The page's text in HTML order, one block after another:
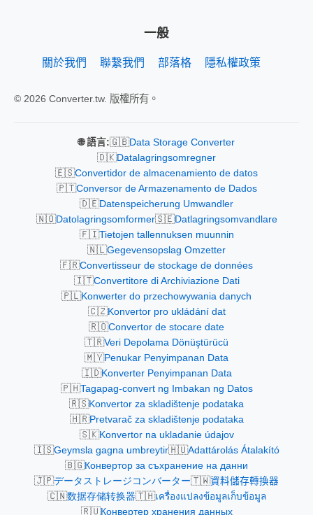
一般
關於我們 聯繫我們 部落格 隱私權政策
© 2026 Converter.tw. 版權所有。
🌐 語言:🇬🇧Data Storage Converter
🇩🇰Datalagringsomregner
🇪🇸Convertidor de almacenamiento de datos
🇵🇹Conversor de Armazenamento de Dados
🇩🇪Datenspeicherung Umwandler
🇳🇴Datolagringsomformer🇸🇪Datlagringsomvandlare
🇫🇮Tietojen tallennuksen muunnin
🇳🇱Gegevensopslag Omzetter
🇫🇷Convertisseur de stockage de données
🇮🇹Convertitore di Archiviazione Dati
🇵🇱Konwerter do przechowywania danych
🇨🇿Konvertor pro ukládání dat
🇷🇴Convertor de stocare date
🇹🇷Veri Depolama Dönüştürücü
🇲🇾Penukar Penyimpanan Data
🇮🇩Konverter Penyimpanan Data
🇵🇭Tagapag-convert ng Imbakan ng Datos
🇷🇸Konvertor za skladištenje podataka
🇭🇷Pretvarač za skladištenje podataka
🇸🇰Konvertor na ukladanie údajov
🇮🇸Geymsla gagna umbreytir🇭🇺Adattárolás Átalakító
🇧🇬Конвертор за съхранение на данни
🇯🇵データストレージコンバーター🇹🇼資料儲存轉換器
🇨🇳数据存储转换器🇹🇭เครื่องแปลงข้อมูลเก็บข้อมูล
🇷🇺Конвертер хранения данных